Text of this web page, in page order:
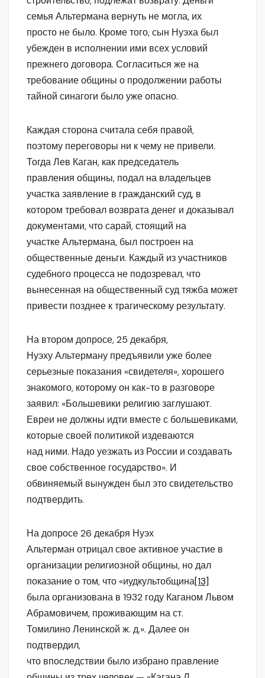
семья Альтермана вернуть не могла, их
просто не было. Кроме того, сын Нуэха был
убежден в исполнении ими всех условий
прежнего договора. Согласиться же на
требование общины о продолжении работы
тайной синагоги было уже опасно.
Каждая сторона считала себя правой,
поэтому переговоры ни к чему не привели.
Тогда Лев Каган, как председатель
правления общины, подал на владельцев
участка заявление в гражданский суд, в
котором требовал возврата денег и доказывал
документами, что сарай, стоящий на
участке Альтермана, был построен на
общественные деньги. Каждый из участников
судебного процесса не подозревал, что
вынесенная на общественный суд тяжба может
привести позднее к трагическому результату.
На втором допросе, 25 декабря,
Нуэху Альтерману предъявили уже более
серьезные показания «свидетеля», хорошего
знакомого, которому он как-то в разговоре
заявил: «Большевики религию заглушают.
Евреи не должны идти вместе с большевиками,
которые своей политикой издеваются
над ними. Надо уезжать из России и создавать
свое собственное государство». И
обвиняемый вынужден был это свидетельство
подтвердить.
На допросе 26 декабря Нуэх
Альтерман отрицал свое активное участие в
организации религиозной общины, но дал
показание о том, что «иудкультобщина[13]
была организована в 1932 году Каганом Львом
Абрамовичем, проживающим на ст.
Томилино Ленинской ж. д.». Далее он
подтвердил,
что впоследствии было избрано правление